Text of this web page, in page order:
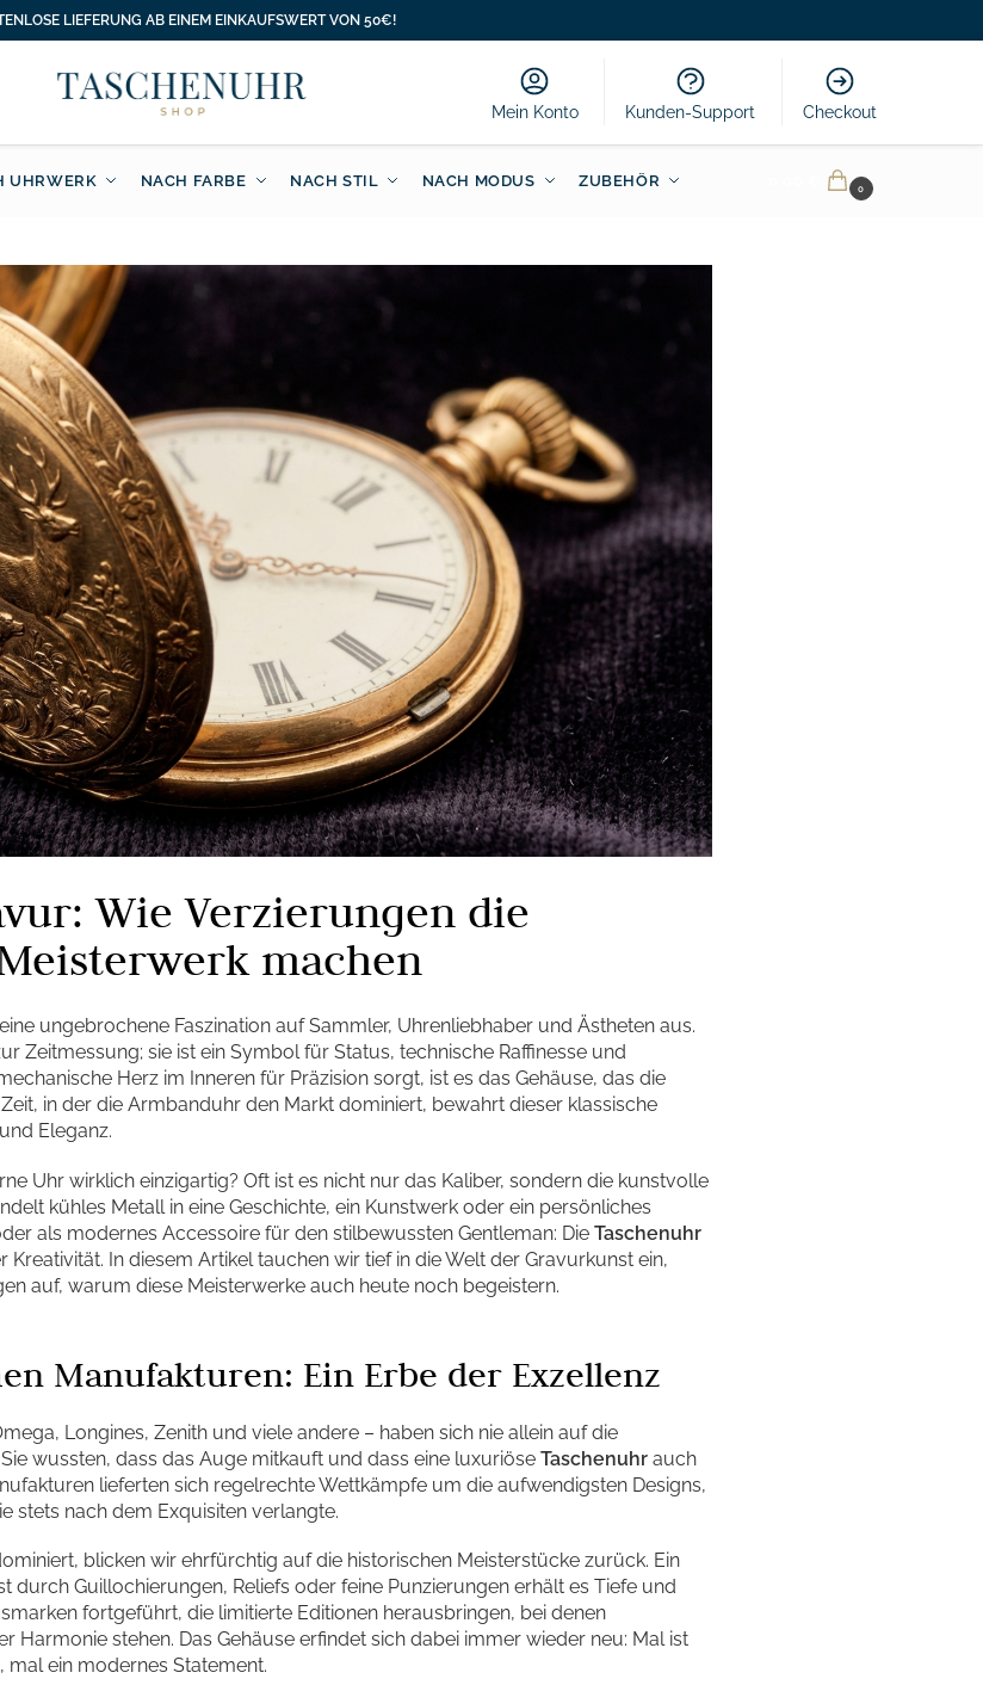
LIEFERUNG AB EINEM EINKAUFSWERT VON 50€!
Mein Konto Kunden-Support Checkout
UHRWERK NACH FARBE NACH STIL NACH MODUS ZUBEHÖR 0
Wie Verzierungen die
machen
eine ungebrochene Faszination auf Sammler, Uhrenliebhaber und Ästheten aus.
Zeitmessung; sie ist ein Symbol für Status, technische Raffinesse und
Herz im Inneren für Präzision sorgt, ist es das Gehäuse, das die
in der die Armbanduhr den Markt dominiert, bewahrt dieser klassische
Eleganz.
Uhr wirklich einzigartig? Oft ist es nicht nur das Kaliber, sondern die kunstvolle
kühles Metall in eine Geschichte, ein Kunstwerk oder ein persönliches
als modernes Accessoire für den stilbewussten Gentleman: DieTaschenuhr
In diesem Artikel tauchen wir tief in die Welt der Gravurkunst ein,
auf, warum diese Meisterwerke auch heute noch begeistern.
Manufakturen: Ein Erbe der Exzellenz
Longines, Zenith und viele andere – haben sich nie allein auf die
wussten, dass das Auge mitkauft und dass eine luxuriöseTaschenuhr auch
lieferten sich regelrechte Wettkämpfe um die aufwendigsten Designs,
stets nach dem Exquisiten verlangte.
blicken wir ehrfürchtig auf die historischen Meisterstücke zurück. Ein
durch Guillochierungen, Reliefs oder feine Punzierungen erhält es Tiefe und
fortgeführt, die limitierte Editionen herausbringen, bei denen
Harmonie stehen. Das Gehäuse erfindet sich dabei immer wieder neu: Mal ist
mal ein modernes Statement.